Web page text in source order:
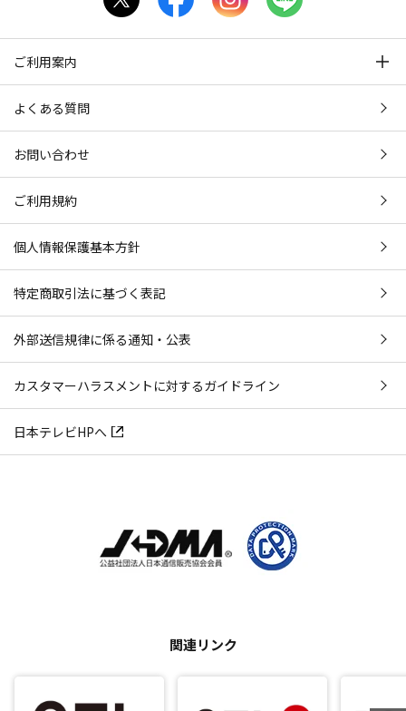
ご利用案内
よくある質問
お問い合わせ
ご利用規約
個人情報保護基本方針
特定商取引法に基づく表記
外部送信規律に係る通知・公表
カスタマーハラスメントに対するガイドライン
日本テレビHPへ
関連リンク